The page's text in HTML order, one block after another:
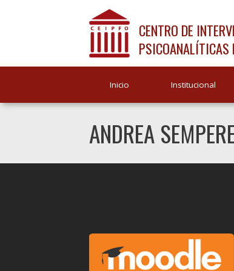
CENTRO DE
PSICOANALÍTICAS
Inicio Institucional
ANDREA